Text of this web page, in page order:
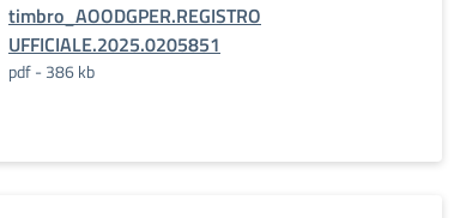
timbro_AOODGPER.REGISTRO
UFFICIALE.2025.0205851
pdf - 386 kb